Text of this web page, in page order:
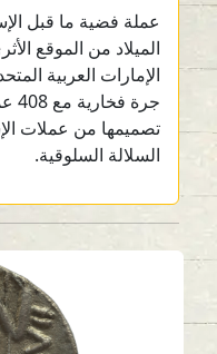
عملة فضية ما قبل
الميلاد من الموقع
الإمارات العربية
جرة
تصميمها من عملات
السلالة السلوقية.